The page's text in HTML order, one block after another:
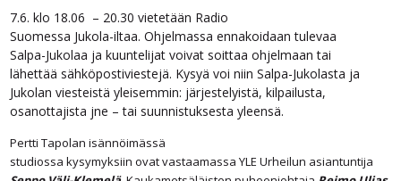
7.6. klo 18.06 – 20.30 vietetään Radio
Suomessa Jukola-iltaa. Ohjelmassa ennakoidaan tulevaa
Salpa-Jukolaa ja kuuntelijat voivat soittaa ohjelmaan tai
lähettää sähköpostiviestejä. Kysyä voi niin Salpa-Jukolasta ja
Jukolan viesteistä yleisemmin: järjestelyistä, kilpailusta,
osanottajista jne – tai suunnistuksesta yleensä.
Pertti Tapolan isännöimässä
studiossa kysymyksiin ovat vastaamassa YLE Urheilun asiantuntija